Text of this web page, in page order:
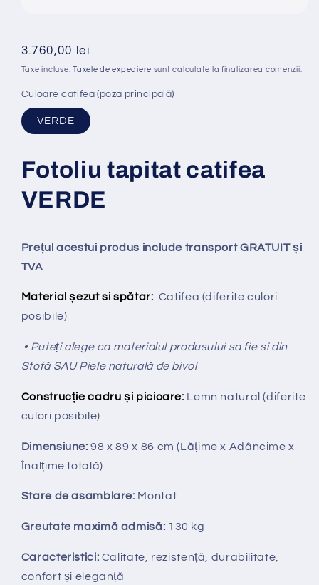
Preț
obișnuit
3.760,00 lei
Taxe incluse.Taxele de expediere sunt calculate la finalizarea comenzii.
Culoare catifea (poza principală)
VERDE
Fotoliu tapitat catifea
VERDE
Prețul acestui produs include transport GRATUIT și
TVA
Material șezut si spătar: Catifea (diferite culori
posibile)
• Puteți alege ca materialul produsului sa fie si din
Stofă SAU Piele naturală de bivol
Construcție cadru și picioare: Lemn natural (diferite
culori posibile)
Dimensiune: 98 x 89 x 86 cm(Lățime x Adâncime x
Înalțime totală)
Stare de asamblare: Montat
Greutate maximă admisă: 130 kg
Caracteristici: Calitate, rezistență, durabilitate,
confort și eleganță